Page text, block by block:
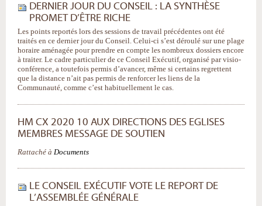
DERNIER JOUR DU CONSEIL : LA SYNTHÈSE
PROMET D’ÊTRE RICHE
Les points reportés lors des sessions de travail précédentes ont été
traités en ce dernier jour du Conseil. Celui-ci s’est déroulé sur une plage
horaire aménagée pour prendre en compte les nombreux dossiers encore
à traiter. Le cadre particulier de ce Conseil Exécutif, organisé par visio-
conférence, a toutefois permis d’avancer, même si certains regrettent
que la distance n’ait pas permis de renforcer les liens de la
Communauté, comme c’est habituellement le cas.
HM CX 2020 10 AUX DIRECTIONS DES EGLISES
MEMBRES MESSAGE DE SOUTIEN
Rattaché à Documents
LE CONSEIL EXÉCUTIF VOTE LE REPORT DE
L’ASSEMBLÉE GÉNÉRALE